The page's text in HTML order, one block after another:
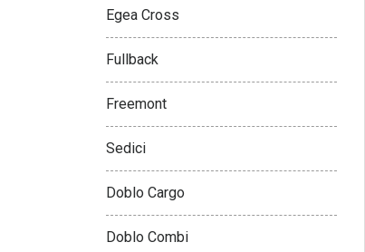
Egea Cross
Fullback
Freemont
Sedici
Doblo Cargo
Doblo Combi